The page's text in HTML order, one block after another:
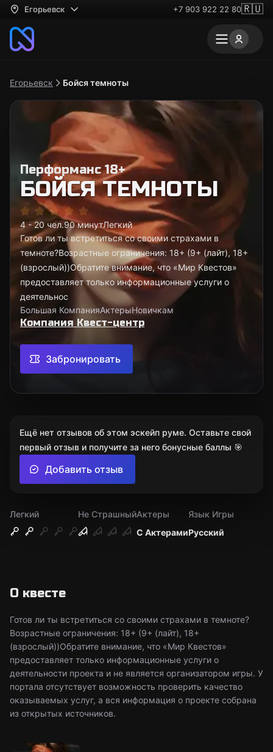
Егорьевск +7 903 922 22 80🇷🇺
Егорьевск Бойся темноты
Перформанс 18+
БОЙСЯ ТЕМНОТЫ
4 - 20 чел.90 минутЛегкий
Готов ли ты встретиться со своими страхами в
темноте?Возрастные ограничения: 18+ (9+ (лайт), 18+
(взрослый))Обратите внимание, что «Мир Квестов»
предоставляет только информационные услуги о
деятельнос
Большая КомпанияАктерыНовичкам
Компания Квест-центр
Забронировать
Легкий
Не Страшный
С Актерами
Актеры
Русский
Язык Игры
О квесте
Готов ли ты встретиться со своими страхами в темноте?
Возрастные ограничения: 18+ (9+ (лайт), 18+
(взрослый))Обратите внимание, что «Мир Квестов»
предоставляет только информационные услуги о
деятельности проекта и не является организатором игры. У
портала отсутствует возможность проверить качество
оказываемых услуг, а вся информация о проекте собрана
из открытых источников.
Ещё нет отзывов об этом эскейп руме. Оставьте свой
первый отзыв и получите за него бонусные баллы 🎯
Добавить отзыв